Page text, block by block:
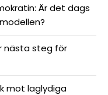
Är det dags
nästa steg för
mot laglydiga